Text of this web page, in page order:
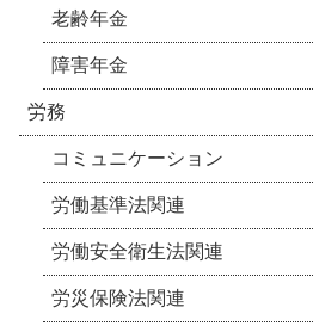
老齢年金
障害年金
労務
コミュニケーション
労働基準法関連
労働安全衛生法関連
労災保険法関連